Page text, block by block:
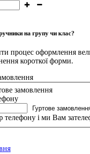
на групу чи клас?
процес оформлення
короткої форми.
замовлення
Гуртове
телефону і ми Вам